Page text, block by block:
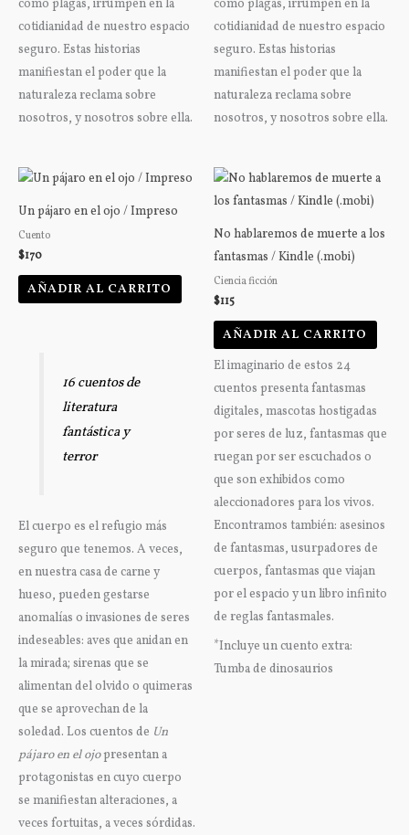
como plagas, irrumpen en la
cotidianidad de nuestro espacio
seguro. Estas historias
manifiestan el poder que la
naturaleza reclama sobre
nosotros, y nosotros sobre ella.
como plagas, irrumpen en la
cotidianidad de nuestro espacio
seguro. Estas historias
manifiestan el poder que la
naturaleza reclama sobre
nosotros, y nosotros sobre ella.
Un pájaro en el ojo / Impreso
Cuento
$170
AÑADIR AL CARRITO
16 cuentos de
literatura
fantástica y
terror
El cuerpo es el refugio más
seguro que tenemos. A veces,
en nuestra casa de carne y
hueso, pueden gestarse
anomalías o invasiones de seres
indeseables: aves que anidan en
la mirada; sirenas que se
alimentan del olvido o quimeras
que se aprovechan de la
soledad. Los cuentos de Un
pájaro en el ojopresentan a
protagonistas en cuyo cuerpo
se manifiestan alteraciones, a
veces fortuitas, a veces sórdidas.
No hablaremos de muerte a los
fantasmas / Kindle (.mobi)
Ciencia ficción
$115
AÑADIR AL CARRITO
El imaginario de estos 24
cuentos presenta fantasmas
digitales, mascotas hostigadas
por seres de luz, fantasmas que
ruegan por ser escuchados o
que son exhibidos como
aleccionadores para los vivos.
Encontramos también: asesinos
de fantasmas, usurpadores de
cuerpos, fantasmas que viajan
por el espacio y un libro infinito
de reglas fantasmales.
*Incluye un cuento extra:
Tumba de dinosaurios